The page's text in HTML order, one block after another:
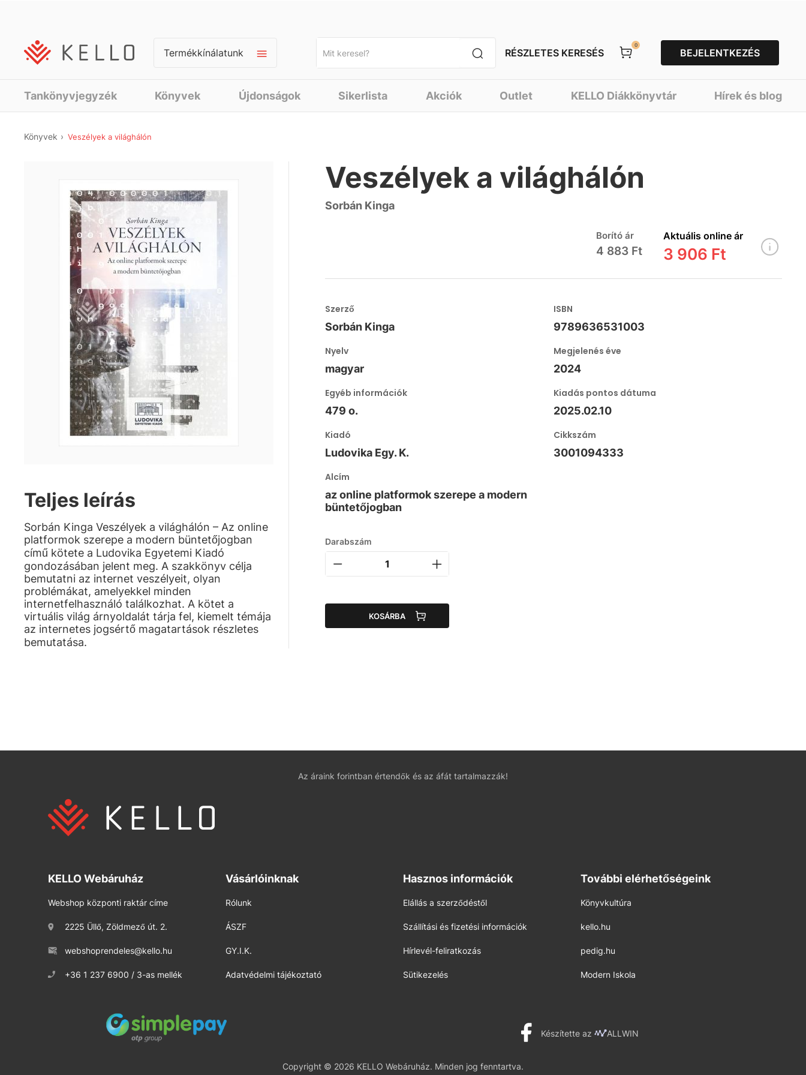
Termékkínálatunk RÉSZLETES KERESÉS
0
BEJELENTKEZÉS
Tankönyvjegyzék Könyvek Újdonságok Sikerlista Akciók Outlet KELLO Diákkönyvtár Hírek és blog
Könyvek Veszélyek a világhálón
Teljes leírás
Sorbán Kinga Veszélyek a világhálón – Az online
platformok szerepe a modern büntetőjogban
című kötete a Ludovika Egyetemi Kiadó
gondozásában jelent meg. A szakkönyv célja
bemutatni az internet veszélyeit, olyan
problémákat, amelyekkel minden
internetfelhasználó találkozhat. A kötet a
virtuális világ árnyoldalát tárja fel, kiemelt témája
az internetes jogsértő magatartások részletes
bemutatása.
Veszélyek a világhálón
Sorbán Kinga
Borító ár
4 883 Ft
Aktuális online ár
3 906 Ft
Szerző
Sorbán Kinga
ISBN
9789636531003
Nyelv
magyar
Megjelenés éve
2024
Egyéb információk
479 o.
Kiadás pontos dátuma
2025.02.10
Kiadó
Ludovika Egy. K.
Cikkszám
3001094333
Alcím
az online platformok szerepe a modern
büntetőjogban
Darabszám
KOSÁRBA
Az áraink forintban értendők és az áfát tartalmazzák!
KELLO Webáruház
Webshop központi raktár címe
2225 Üllő, Zöldmező út. 2.
webshoprendeles@kello.hu
+36 1 237 6900 / 3-as mellék
Vásárlóinknak
Rólunk
ÁSZF
GY.I.K.
Adatvédelmi tájékoztató
Hasznos információk
Elállás a szerződéstől
Szállítási és fizetési információk
Hírlevél-feliratkozás
Sütikezelés
További elérhetőségeink
Könyvkultúra
kello.hu
pedig.hu
Modern Iskola
Készítette az ALLWIN
Copyright © 2026 KELLO Webáruház. Minden jog fenntartva.